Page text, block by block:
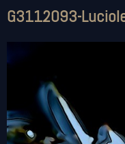
G3112093-